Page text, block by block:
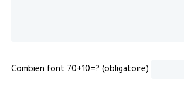
Combien font 70+10=? (obligatoire)